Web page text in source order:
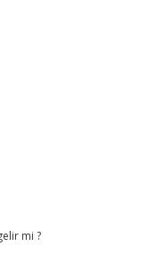
mi ?